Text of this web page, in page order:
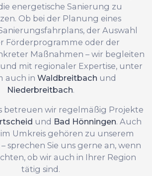
energetische Sanierung zu
Ob bei der Planung eines
der Auswahl
Förderprogramme oder der
Maßnahmen – wir begleiten
mit regionaler Expertise, unter
auch in Waldbreitbach und
Niederbreitbach.
betreuen wir regelmäßig Projekte
und Bad Hönningen. Auch
Umkreis gehören zu unserem
sprechen Sie uns gerne an, wenn
ob wir auch in Ihrer Region
tätig sind.